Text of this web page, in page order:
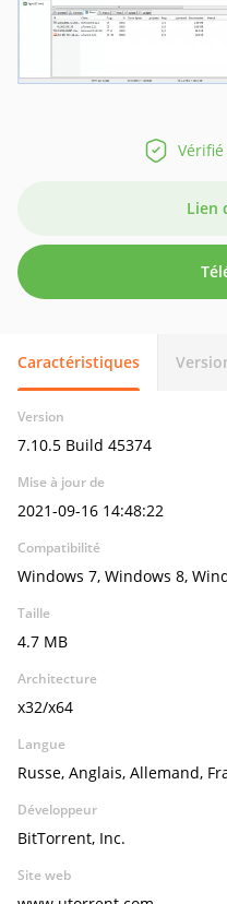
Lien
Caractéristiques
Version
7.10.5 Build 45374
Mise à jour de
2021-09-16 14:48:22
Compatibilité
Windows 7, Windows 8,
Taille
4.7 MB
Architecture
x32/x64
Langue
Russe, Anglais, Allemand,
Développeur
BitTorrent, Inc.
Site web